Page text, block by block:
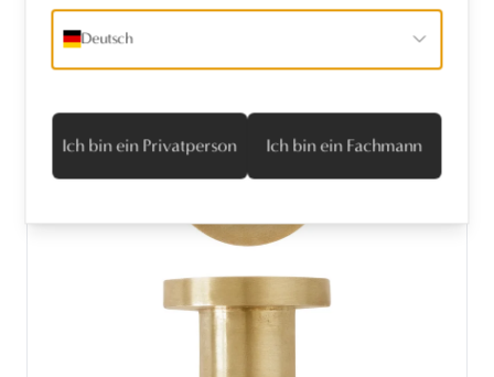
Deutsch
Ich bin ein Privatperson Ich bin ein Fachmann